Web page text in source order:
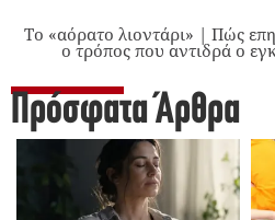
Το «αόρατο λιοντάρι» | Πώς
ο τρόπος που αντιδρά ο
Πρόσφατα Άρθρα